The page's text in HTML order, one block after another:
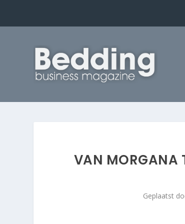
VAN MORGANA
Geplaatst